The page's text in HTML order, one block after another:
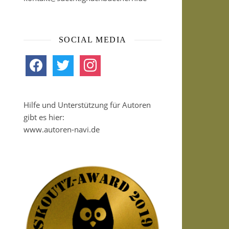
SOCIAL MEDIA
facebook twitter instagram
Hilfe und Unterstützung für Autoren
gibt es hier:
www.autoren-navi.de